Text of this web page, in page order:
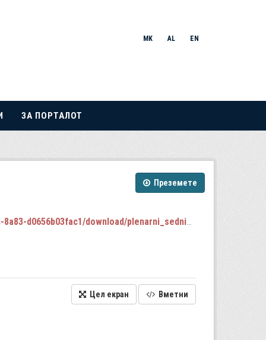
MK AL EN
ЗА ПОРТАЛОТ
Преземете
download/plenarni_sednici_2024-2028.json
Цел екран Вметни